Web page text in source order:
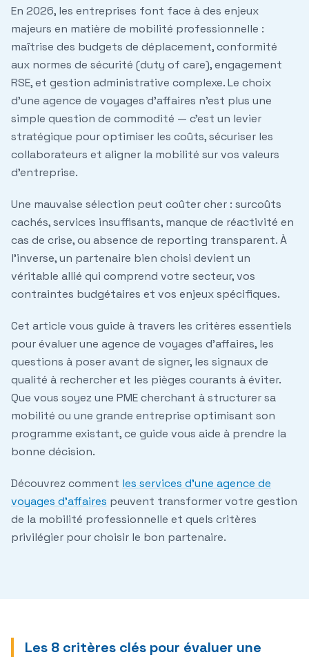
En 2026, les entreprises font face à des enjeux
majeurs en matière de mobilité professionnelle :
maîtrise des budgets de déplacement, conformité
aux normes de sécurité (duty of care), engagement
RSE, et gestion administrative complexe. Le choix
d'une agence de voyages d'affaires n'est plus une
simple question de commodité — c'est un levier
stratégique pour optimiser les coûts, sécuriser les
collaborateurs et aligner la mobilité sur vos valeurs
d'entreprise.
Une mauvaise sélection peut coûter cher : surcoûts
cachés, services insuffisants, manque de réactivité en
cas de crise, ou absence de reporting transparent. À
l'inverse, un partenaire bien choisi devient un
véritable allié qui comprend votre secteur, vos
contraintes budgétaires et vos enjeux spécifiques.
Cet article vous guide à travers les critères essentiels
pour évaluer une agence de voyages d'affaires, les
questions à poser avant de signer, les signaux de
qualité à rechercher et les pièges courants à éviter.
Que vous soyez une PME cherchant à structurer sa
mobilité ou une grande entreprise optimisant son
programme existant, ce guide vous aide à prendre la
bonne décision.
Découvrez comment les services d'une agence de
voyages d'affaires peuvent transformer votre gestion
de la mobilité professionnelle et quels critères
privilégier pour choisir le bon partenaire.
Les 8 critères clés pour évaluer une